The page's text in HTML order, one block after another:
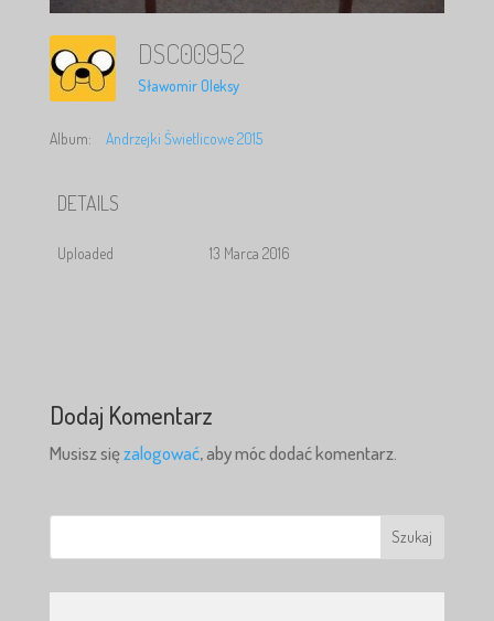
DSC00952
Sławomir Oleksy
Album: Andrzejki Świetlicowe 2015
DETAILS
Uploaded 13 Marca 2016
Dodaj Komentarz
Musisz sięzalogować, aby móc dodać komentarz.